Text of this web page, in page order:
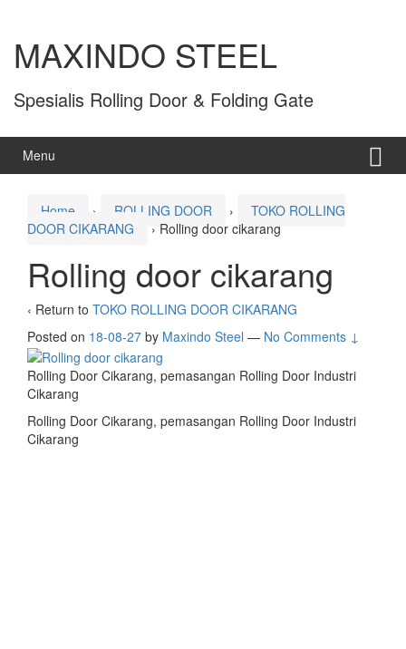
MAXINDO STEEL
Spesialis Rolling Door & Folding Gate
Menu
Home › ROLLING DOOR ›
TOKO ROLLING
DOOR CIKARANG
› Rolling door cikarang
Rolling door cikarang
‹ Return to TOKO ROLLING DOOR CIKARANG
Posted on 18-08-27 by Maxindo Steel — No Comments ↓
Rolling Door Cikarang, pemasangan Rolling Door Industri
Cikarang
Rolling Door Cikarang, pemasangan Rolling Door Industri
Cikarang